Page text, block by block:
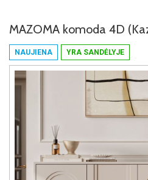
NAUJIENA YRA SANDĖLYJE
MAZOMA komoda 4D